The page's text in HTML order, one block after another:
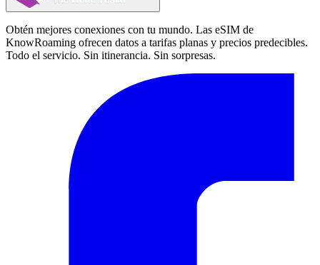
Obtén mejores conexiones con tu mundo. Las eSIM de
KnowRoaming ofrecen datos a tarifas planas y precios predecibles.
Todo el servicio. Sin itinerancia. Sin sorpresas.